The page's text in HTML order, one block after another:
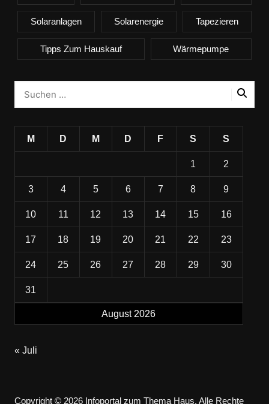
Solaranlagen Solarenergie Tapezieren
Tipps Zum Hauskauf Wärmepumpe
August 2026
M D M D F S S
1 2
3 4 5 6 7 8 9
10 11 12 13 14 15 16
17 18 19 20 21 22 23
24 25 26 27 28 29 30
31
« Juli
Copyright © 2026 Infoportal zum Thema Haus. Alle Rechte